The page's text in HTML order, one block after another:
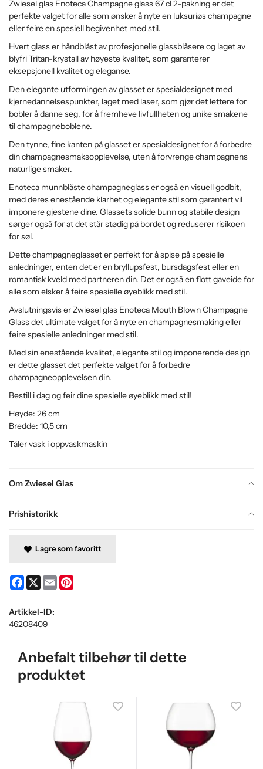
Om Zwiesel Glas
Prishistorikk
Zwiesel glas Enoteca Champagne glass 67 cl 2-pakning er det
perfekte valget for alle som ønsker å nyte en luksuriøs champagne
eller feire en spesiell begivenhet med stil.
Hvert glass er håndblåst av profesjonelle glassblåsere og laget av
blyfri Tritan-krystall av høyeste kvalitet, som garanterer
eksepsjonell kvalitet og eleganse.
Den elegante utformingen av glasset er spesialdesignet med
kjernedannelsespunkter, laget med laser, som gjør det lettere for
bobler å danne seg, for å fremheve livfullheten og unike smakene
til champagneboblene.
Den tynne, fine kanten på glasset er spesialdesignet for å forbedre
din champagnesmaksopplevelse, uten å forvrenge champagnens
naturlige smaker.
Enoteca munnblåste champagneglass er også en visuell godbit,
med deres enestående klarhet og elegante stil som garantert vil
imponere gjestene dine. Glassets solide bunn og stabile design
sørger også for at det står stødig på bordet og reduserer risikoen
for søl.
Dette champagneglasset er perfekt for å spise på spesielle
anledninger, enten det er en bryllupsfest, bursdagsfest eller en
romantisk kveld med partneren din. Det er også en flott gaveide for
alle som elsker å feire spesielle øyeblikk med stil.
Avslutningsvis er Zwiesel glas Enoteca Mouth Blown Champagne
Glass det ultimate valget for å nyte en champagnesmaking eller
feire spesielle anledninger med stil.
Med sin enestående kvalitet, elegante stil og imponerende design
er dette glasset det perfekte valget for å forbedre
champagneopplevelsen din.
Bestill i dag og feir dine spesielle øyeblikk med stil!
Høyde: 26 cm
Bredde: 10,5 cm
Tåler vask i oppvaskmaskin
Lagre som favoritt
Facebook
X Email
Artikkel-ID:
46208409
Anbefalt tilbehør til dette
produktet